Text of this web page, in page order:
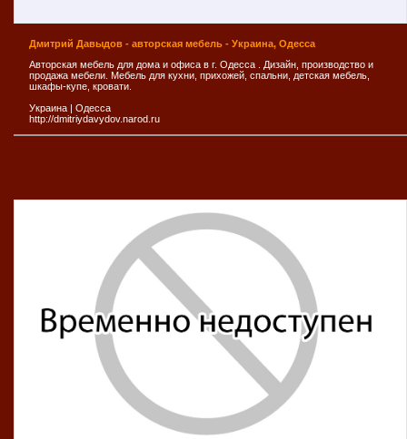
Дмитрий Давыдов - авторская мебель - Украина, Одесса
Авторская мебель для дома и офиса в г. Одесса . Дизайн, производство и
продажа мебели. Мебель для кухни, прихожей, спальни, детская мебель,
шкафы-купе, кровати.
Украина | Одесса
http://dmitriydavydov.narod.ru